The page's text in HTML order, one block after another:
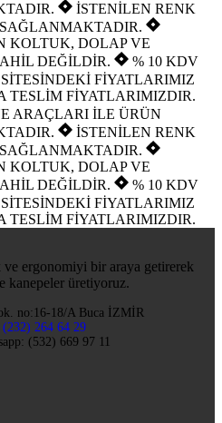
İSTENİLEN RENK
KOLTUK, DOLAP VE
DEĞİLDİR.
% 10 KDV
FİYATLARIMIZ
TESLİM FİYATLARIMIZDIR.
ARAÇLARI İLE ÜRÜN
İSTENİLEN RENK
KOLTUK, DOLAP VE
DEĞİLDİR.
% 10 KDV
FİYATLARIMIZ
TESLİM FİYATLARIMIZDIR.
ve ergonomiyi bir araya getirerek
kanepeler üretiyoruz.
no:16-18/A Buca İZMİR
264 64 29
(532) 669 97 11